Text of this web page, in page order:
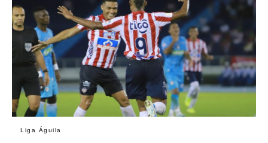
Liga Águila